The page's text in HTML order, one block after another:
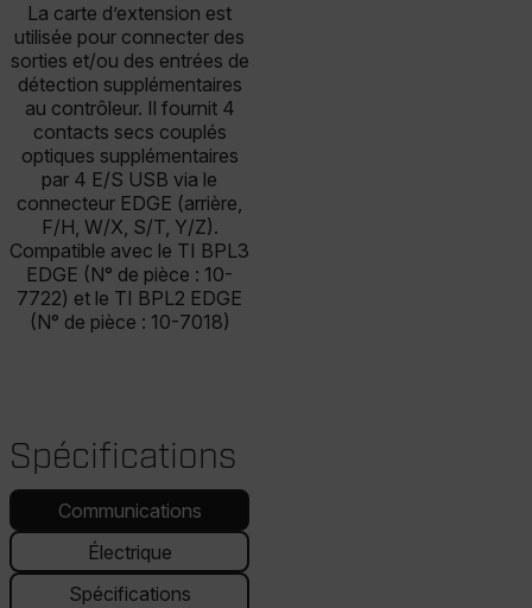
La carte d’extension est
utilisée pour connecter des
sorties et/ou des entrées de
détection supplémentaires
au contrôleur. Il fournit 4
contacts secs couplés
optiques supplémentaires
par 4 E/S USB via le
connecteur EDGE (arrière,
F/H, W/X, S/T, Y/Z).
Compatible avec le TI BPL3
EDGE (N° de pièce : 10-
7722) et le TI BPL2 EDGE
(N° de pièce : 10-7018)
Spécifications
Communications
Électrique
Spécifications